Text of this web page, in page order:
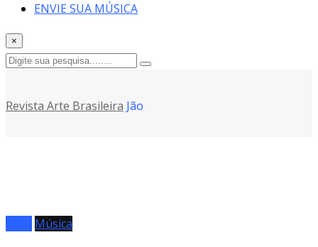
ENVIE SUA MÚSICA
×
Revista Arte Brasileira Jão
Música